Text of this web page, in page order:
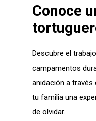
Conoce
Descubre el
campamentos
anidación a través
tu familia una
de olvidar.